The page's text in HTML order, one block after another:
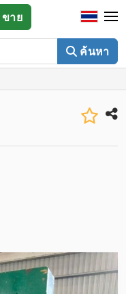
ค้นหา
ขาย